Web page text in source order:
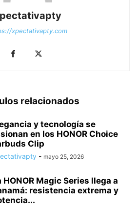
xpectativapty.com
relacionados
y tecnología se
en los HONOR Choice
Clip
- mayo 25, 2026
HONOR Magic Series llega a
resistencia extrema y